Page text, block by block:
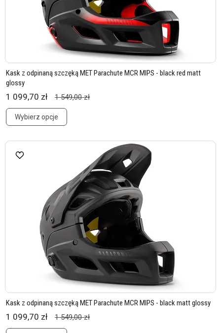
Kask z odpinaną szczęką MET Parachute MCR MIPS - black red matt
glossy
1 099,70 zł 1 549,00 zł
Wybierz opcje
Kask z odpinaną szczęką MET Parachute MCR MIPS - black matt glossy
1 099,70 zł 1 549,00 zł